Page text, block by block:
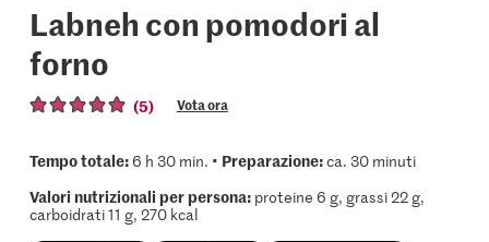
Labneh con pomodori al
forno
(5) Vota ora
Tempo totale:6 h 30 min. • Preparazione:ca. 30 minuti
Valori nutrizionali per persona:proteine 6 g, grassi 22 g,
carboidrati 11 g, 270 kcal